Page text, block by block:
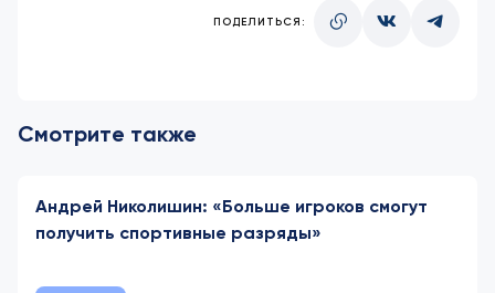
ПОДЕЛИТЬСЯ:
Смотрите также
Андрей Николишин: «Больше игроков смогут
получить спортивные разряды»